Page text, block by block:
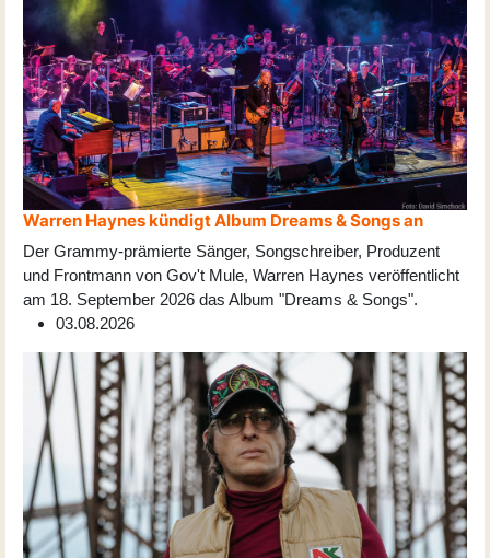
Warren Haynes kündigt Album Dreams & Songs an
Der Grammy-prämierte Sänger, Songschreiber, Produzent
und Frontmann von Gov't Mule, Warren Haynes veröffentlicht
am 18. September 2026 das Album "Dreams & Songs".
03.08.2026